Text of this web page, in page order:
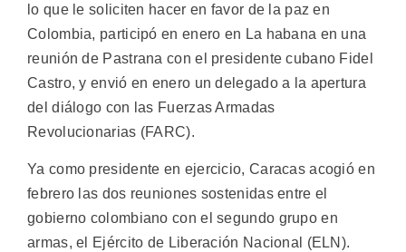
lo que le soliciten hacer en favor de la paz en
Colombia, participó en enero en La habana en una
reunión de Pastrana con el presidente cubano Fidel
Castro, y envió en enero un delegado a la apertura
del diálogo con las Fuerzas Armadas
Revolucionarias (FARC).
Ya como presidente en ejercicio, Caracas acogió en
febrero las dos reuniones sostenidas entre el
gobierno colombiano con el segundo grupo en
armas, el Ejército de Liberación Nacional (ELN).